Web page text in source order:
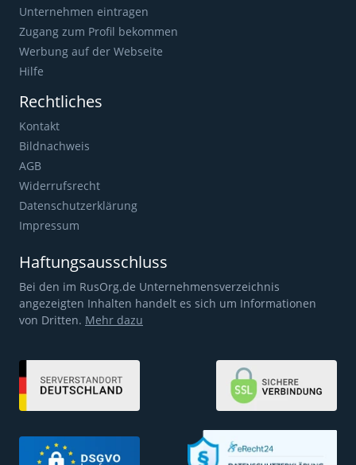
Unternehmen eintragen
Zugang zum Profil bekommen
Werbung auf der Webseite
Hilfe
Rechtliches
Kontakt
Bildnachweis
AGB
Widerrufsrecht
Datenschutzerklärung
Impressum
Haftungsausschluss
Bei den im RusOrg.de Unternehmensverzeichnis
angezeigten Inhalten handelt es sich um Informationen
von Dritten. Mehr dazu